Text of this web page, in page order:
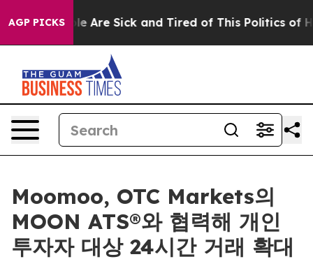
AGP PICKS
“People Are Sick and Tired of This Politics of
Moomoo, OTC Markets의
MOON ATS®와 협력해 개인
투자자 대상 24시간 거래 확대